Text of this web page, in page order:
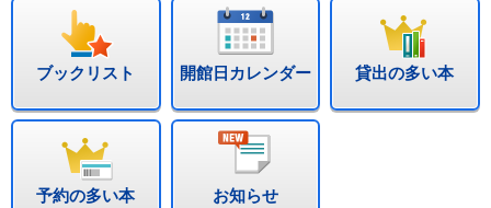
ブックリスト 開館日カレンダー 貸出の多い本
予約の多い本 お知らせ